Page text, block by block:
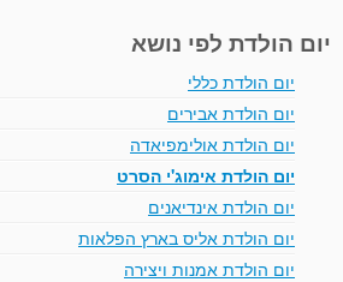
יום הולדת לפי נושא
יום הולדת כללי
יום הולדת אבירים
יום הולדת אולימפיאדה
יום הולדת אימוג'י הסרט
יום הולדת אינדיאנים
יום הולדת אליס בארץ הפלאות
יום הולדת אמנות ויצירה